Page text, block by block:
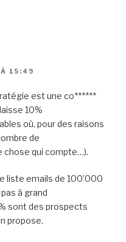
15:49
est une co******
10%
où, pour des raisons
de
chose qui compte…).
liste emails de 100’000
à grand
sont des prospects
propose.